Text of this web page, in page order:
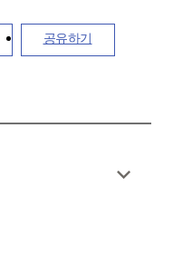
공유하기